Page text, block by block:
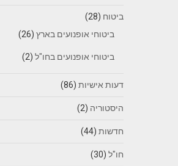
ביטוח (28)
ביטוחי אופנועים בארץ(26)
ביטוחי אופנועים בחו"ל(2)
דעות אישיות(86)
היסטוריה (2)
חדשות(44)
חו"ל(30)